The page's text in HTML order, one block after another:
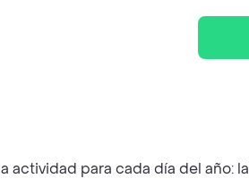
para cada día del